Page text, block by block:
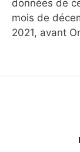
données de
mois de
2021, avant